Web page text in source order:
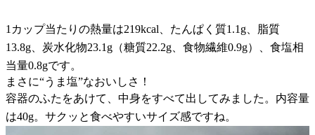
1カップ当たりの熱量は219kcal、たんぱく質1.1g、脂質
13.8g、炭水化物23.1g（糖質22.2g、食物繊維0.9g）、食塩相
当量0.8gです。
まさに“うま塩”なおいしさ！
容器のふたをあけて、中身をすべて出してみました。内容量
は40g。サクッと食べやすいサイズ感ですね。